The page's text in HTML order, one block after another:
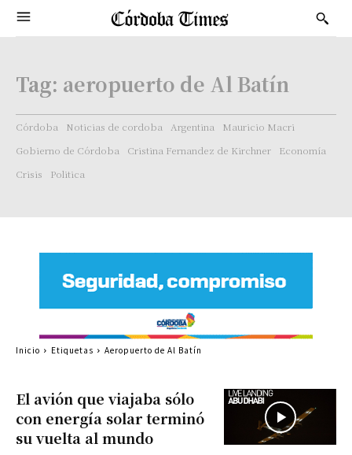
Tag: aeropuerto de Al Batín
Córdoba Noticias de cordoba Argentina
Mauricio Macri
Gobierno de Córdoba
Cristina Fernandez de Kirchner
Economía
Crisis
Politica
El avión que viajaba sólo
con energía solar terminó
su vuelta al mundo
Inicio Etiquetas Aeropuerto de Al Batín